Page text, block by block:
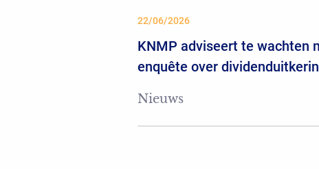
22/06/2026
KNMP adviseert te wachten
enquête over
Nieuws